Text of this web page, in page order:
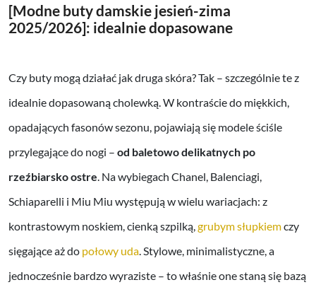
[Modne buty damskie jesień-zima
2025/2026]: idealnie dopasowane
Czy buty mogą działać jak druga skóra? Tak – szczególnie te z
idealnie dopasowaną cholewką. W kontraście do miękkich,
opadających fasonów sezonu, pojawiają się modele ściśle
przylegające do nogi – od baletowo delikatnych po
rzeźbiarsko ostre . Na wybiegach Chanel, Balenciagi,
Schiaparelli i Miu Miu występują w wielu wariacjach: z
kontrastowym noskiem, cienką szpilką, grubym słupkiemczy
sięgające aż do połowy uda . Stylowe, minimalistyczne, a
jednocześnie bardzo wyraziste – to właśnie one staną się bazą